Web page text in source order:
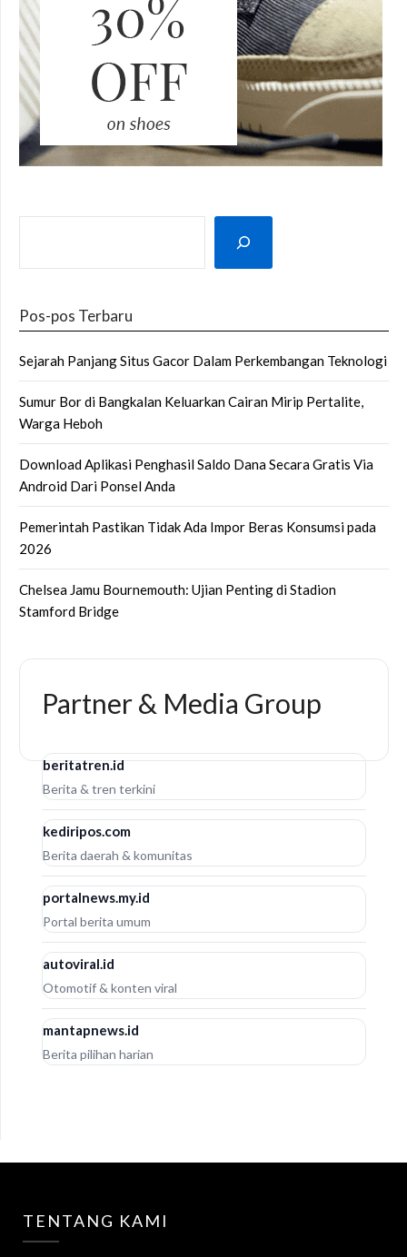
Pos-pos Terbaru
Sejarah Panjang Situs Gacor Dalam Perkembangan Teknologi
Sumur Bor di Bangkalan Keluarkan Cairan Mirip Pertalite,
Warga Heboh
Download Aplikasi Penghasil Saldo Dana Secara Gratis Via
Android Dari Ponsel Anda
Pemerintah Pastikan Tidak Ada Impor Beras Konsumsi pada
2026
Chelsea Jamu Bournemouth: Ujian Penting di Stadion
Stamford Bridge
Partner & Media Group
beritatren.id
Berita & tren terkini
kediripos.com
Berita daerah & komunitas
portalnews.my.id
Portal berita umum
autoviral.id
Otomotif & konten viral
mantapnews.id
Berita pilihan harian
TENTANG KAMI